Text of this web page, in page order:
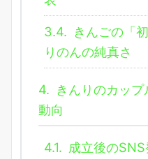
3.4. きんごの「
りのんの純真さ
4. きんりのカッ
動向
4.1. 成立後の